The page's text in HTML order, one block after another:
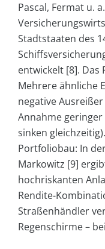
Pascal, Fermat u.
Stadtstaaten des
entwickelt [8].
Mehrere ähnliche
negative
Annahme
sinken
Portfoliobau: In
Markowitz [9]
hochriskanten
Rendite-
Straßenhändler
Regenschirme –